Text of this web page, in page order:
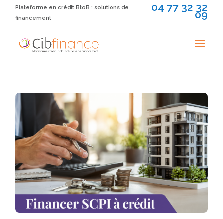
Plateforme en crédit BtoB : solutions de
financement
04 77 32 32
09